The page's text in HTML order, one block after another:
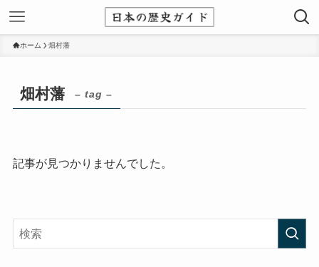
ホーム 畑村藩
畑村藩 – tag –
記事が見つかりませんでした。